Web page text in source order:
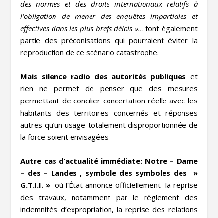
des normes et des droits internationaux relatifs à
l’obligation de mener des enquêtes impartiales et
effectives dans les plus brefs délais »... font également
partie des préconisations qui pourraient éviter la
reproduction de ce scénario catastrophe.
Mais silence radio des autorités publiques et
rien ne permet de penser que des mesures
permettant de concilier concertation réelle avec les
habitants des territoires concernés et réponses
autres qu’un usage totalement disproportionnée de
la force soient envisagées.
Autre cas d’actualité immédiate: Notre – Dame
– des – Landes , symbole des symboles des »
G.T.I.I. »où l’État annonce officiellement la reprise
des travaux, notamment par le règlement des
indemnités d’expropriation, la reprise des relations